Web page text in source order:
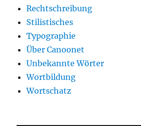
Rechtschreibung
Stilistisches
Typographie
Über Canoonet
Unbekannte Wörter
Wortbildung
Wortschatz